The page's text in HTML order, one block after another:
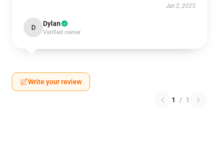
Jan 2, 2025
D Dylan
Verified owner
Write your review
1 / 1